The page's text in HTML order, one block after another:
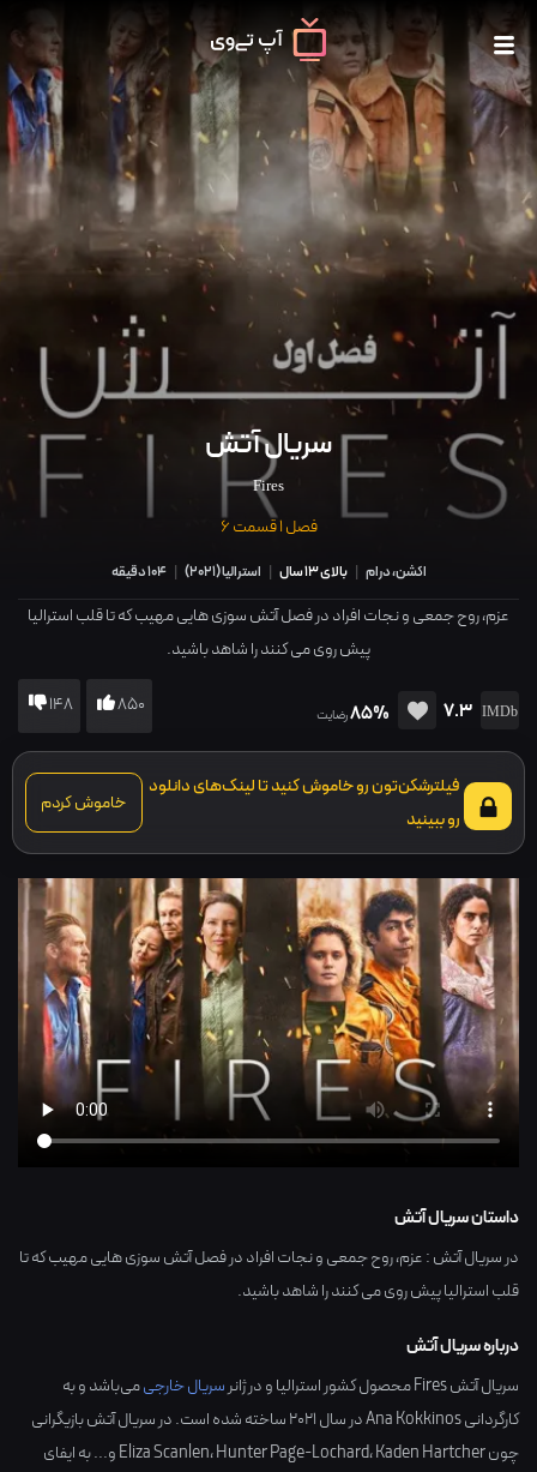
سریال آتش
Fires
فصل 1 قسمت 6
اکشن، درام | بالای 13 سال | استرالیا(
2021
)
| 104 دقیقه
عزم، روح جمعی و نجات افراد در فصل آتش سوزی هایی مهیب که تا قلب استرالیا
پیش روی می کنند را شاهد باشید.
7.3
85%رضایت 850
148
فیلترشکن‌تون رو خاموش کنید تا لینک‌های دانلود
رو ببینید
خاموش کردم
داستان سریال آتش
در سریال آتش : عزم، روح جمعی و نجات افراد در فصل آتش سوزی هایی مهیب که تا
قلب استرالیا پیش روی می کنند را شاهد باشید.
درباره سریال آتش
سریال آتش Fires محصول کشور استرالیاو در ژانرسریال خارجیمی‌باشد و به
کارگردانیAna Kokkinosدر سال2021ساخته شده است. در سریال آتش بازیگرانی
چون
Eliza Scanlen،Hunter Page-Lochard،Kaden Hartcher
و... به ایفای